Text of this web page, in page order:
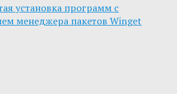
установка программ с
менеджера пакетов Winget